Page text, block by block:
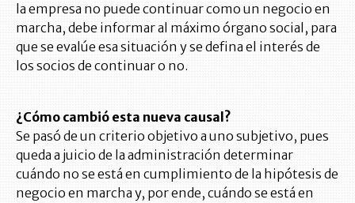
la empresa no puede continuar como un negocio en
marcha, debe informar al máximo órgano social, para
que se evalúe esa situación y se defina el interés de
los socios de continuar o no.
¿Cómo cambió esta nueva causal?
Se pasó de un criterio objetivo a uno subjetivo, pues
queda a juicio de la administración determinar
cuándo no se está en cumplimiento de la hipótesis de
negocio en marcha y, por ende, cuándo se está en